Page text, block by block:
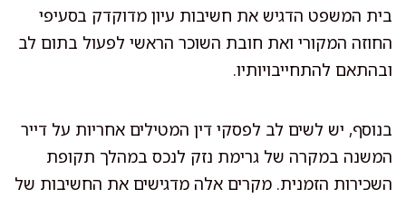
בית המשפט הדגיש את חשיבות עיון מדוקדק בסעיפי
החוזה המקורי ואת חובת השוכר הראשי לפעול בתום לב
ובהתאם להתחייבויותיו.
בנוסף, יש לשים לב לפסקי דין המטילים אחריות על דייר
המשנה במקרה של גרימת נזק לנכס במהלך תקופת
השכירות הזמנית. מקרים אלה מדגישים את החשיבות של